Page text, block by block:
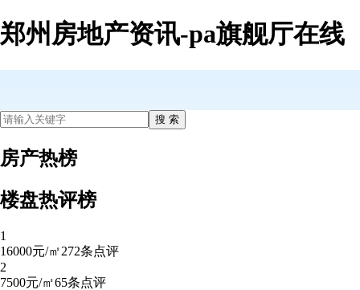
郑州房地产资讯-pa旗舰厅在线
房产热榜
楼盘热评榜
1
16000元/㎡272条点评
2
7500元/㎡65条点评